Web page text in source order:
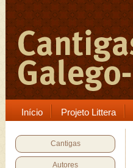
Início Projeto Littera
Cantigas
Autores